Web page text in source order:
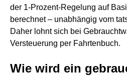
der 1-Prozent-Regelung auf
berechnet – unabhängig vom
Daher lohnt sich bei
Versteuerung per Fahrtenbuch.
Wie wird ein